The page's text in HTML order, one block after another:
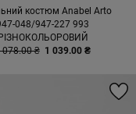
костюм Anabel Arto
048/947-227 993
РІЗНОКОЛЬОРОВИЙ
078.00 ₴ 1 039.00 ₴